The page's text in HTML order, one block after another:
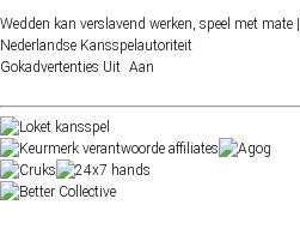
Wedden kan verslavend werken, speel met mate |
Nederlandse Kansspelautoriteit
Gokadvertenties Uit Aan